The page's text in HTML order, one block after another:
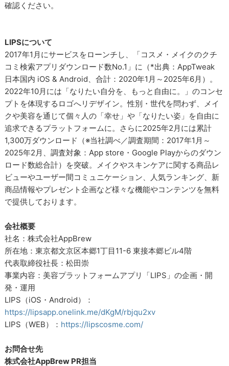
確認ください。
LIPSについて
2017年1月にサービスをローンチし、「コスメ・メイクのクチ
コミ検索アプリダウンロード数No.1」に（*出典：AppTweak
日本国内 iOS & Android、合計：2020年1月～2025年6月）。
2022年10月には「なりたい自分を、もっと自由に。」のコンセ
プトを体現するロゴへリデザイン。性別・世代を問わず、メイ
クや美容を通じて個々人の「幸せ」や「なりたい姿」を自由に
追求できるプラットフォームに。さらに2025年2月には累計
1,300万ダウンロード（※当社調べ／調査期間：2017年1月～
2025年2月、調査対象：App store・Google Playからのダウン
ロード数総合計）を突破。メイクやスキンケアに関する商品レ
ビューやユーザー間コミュニケーション、人気ランキング、新
商品情報やプレゼント企画など様々な機能やコンテンツを無料
で提供しております。
会社概要
社名：株式会社AppBrew
所在地：東京都文京区本郷1丁目11-6 東接本郷ビル4階
代表取締役社長：松田崇
事業内容：美容プラットフォームアプリ「LIPS」の企画・開
発・運用
LIPS（iOS・Android）：
https://lipsapp.onelink.me/dKgM/rbjqu2xv
LIPS（WEB）： https://lipscosme.com/
お問合せ先
株式会社AppBrew PR担当